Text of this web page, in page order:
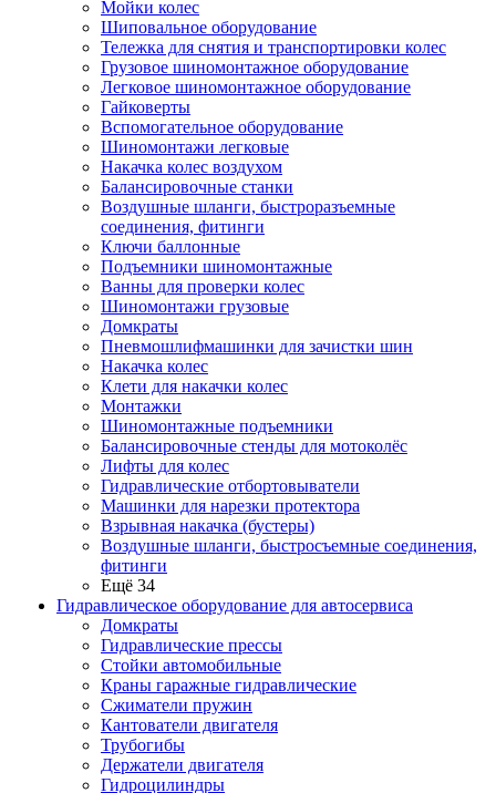
Мойки колес
Шиповальное оборудование
Тележка для снятия и транспортировки колес
Грузовое шиномонтажное оборудование
Легковое шиномонтажное оборудование
Гайковерты
Вспомогательное оборудование
Шиномонтажи легковые
Накачка колес воздухом
Балансировочные станки
Воздушные шланги, быстроразъемные
соединения, фитинги
Ключи баллонные
Подъемники шиномонтажные
Ванны для проверки колес
Шиномонтажи грузовые
Домкраты
Пневмошлифмашинки для зачистки шин
Накачка колес
Клети для накачки колес
Монтажки
Шиномонтажные подъемники
Балансировочные стенды для мотоколёс
Лифты для колес
Гидравлические отбортовыватели
Машинки для нарезки протектора
Взрывная накачка (бустеры)
Воздушные шланги, быстросъемные соединения,
фитинги
Ещё 34
Гидравлическое оборудование для автосервиса
Домкраты
Гидравлические прессы
Стойки автомобильные
Краны гаражные гидравлические
Сжиматели пружин
Кантователи двигателя
Трубогибы
Держатели двигателя
Гидроцилиндры